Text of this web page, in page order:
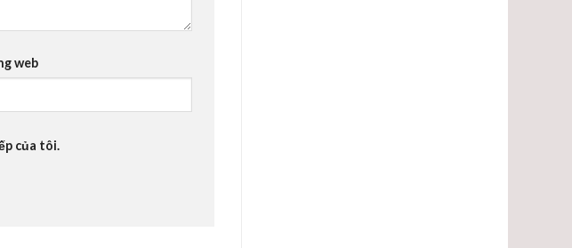
web
của tôi.